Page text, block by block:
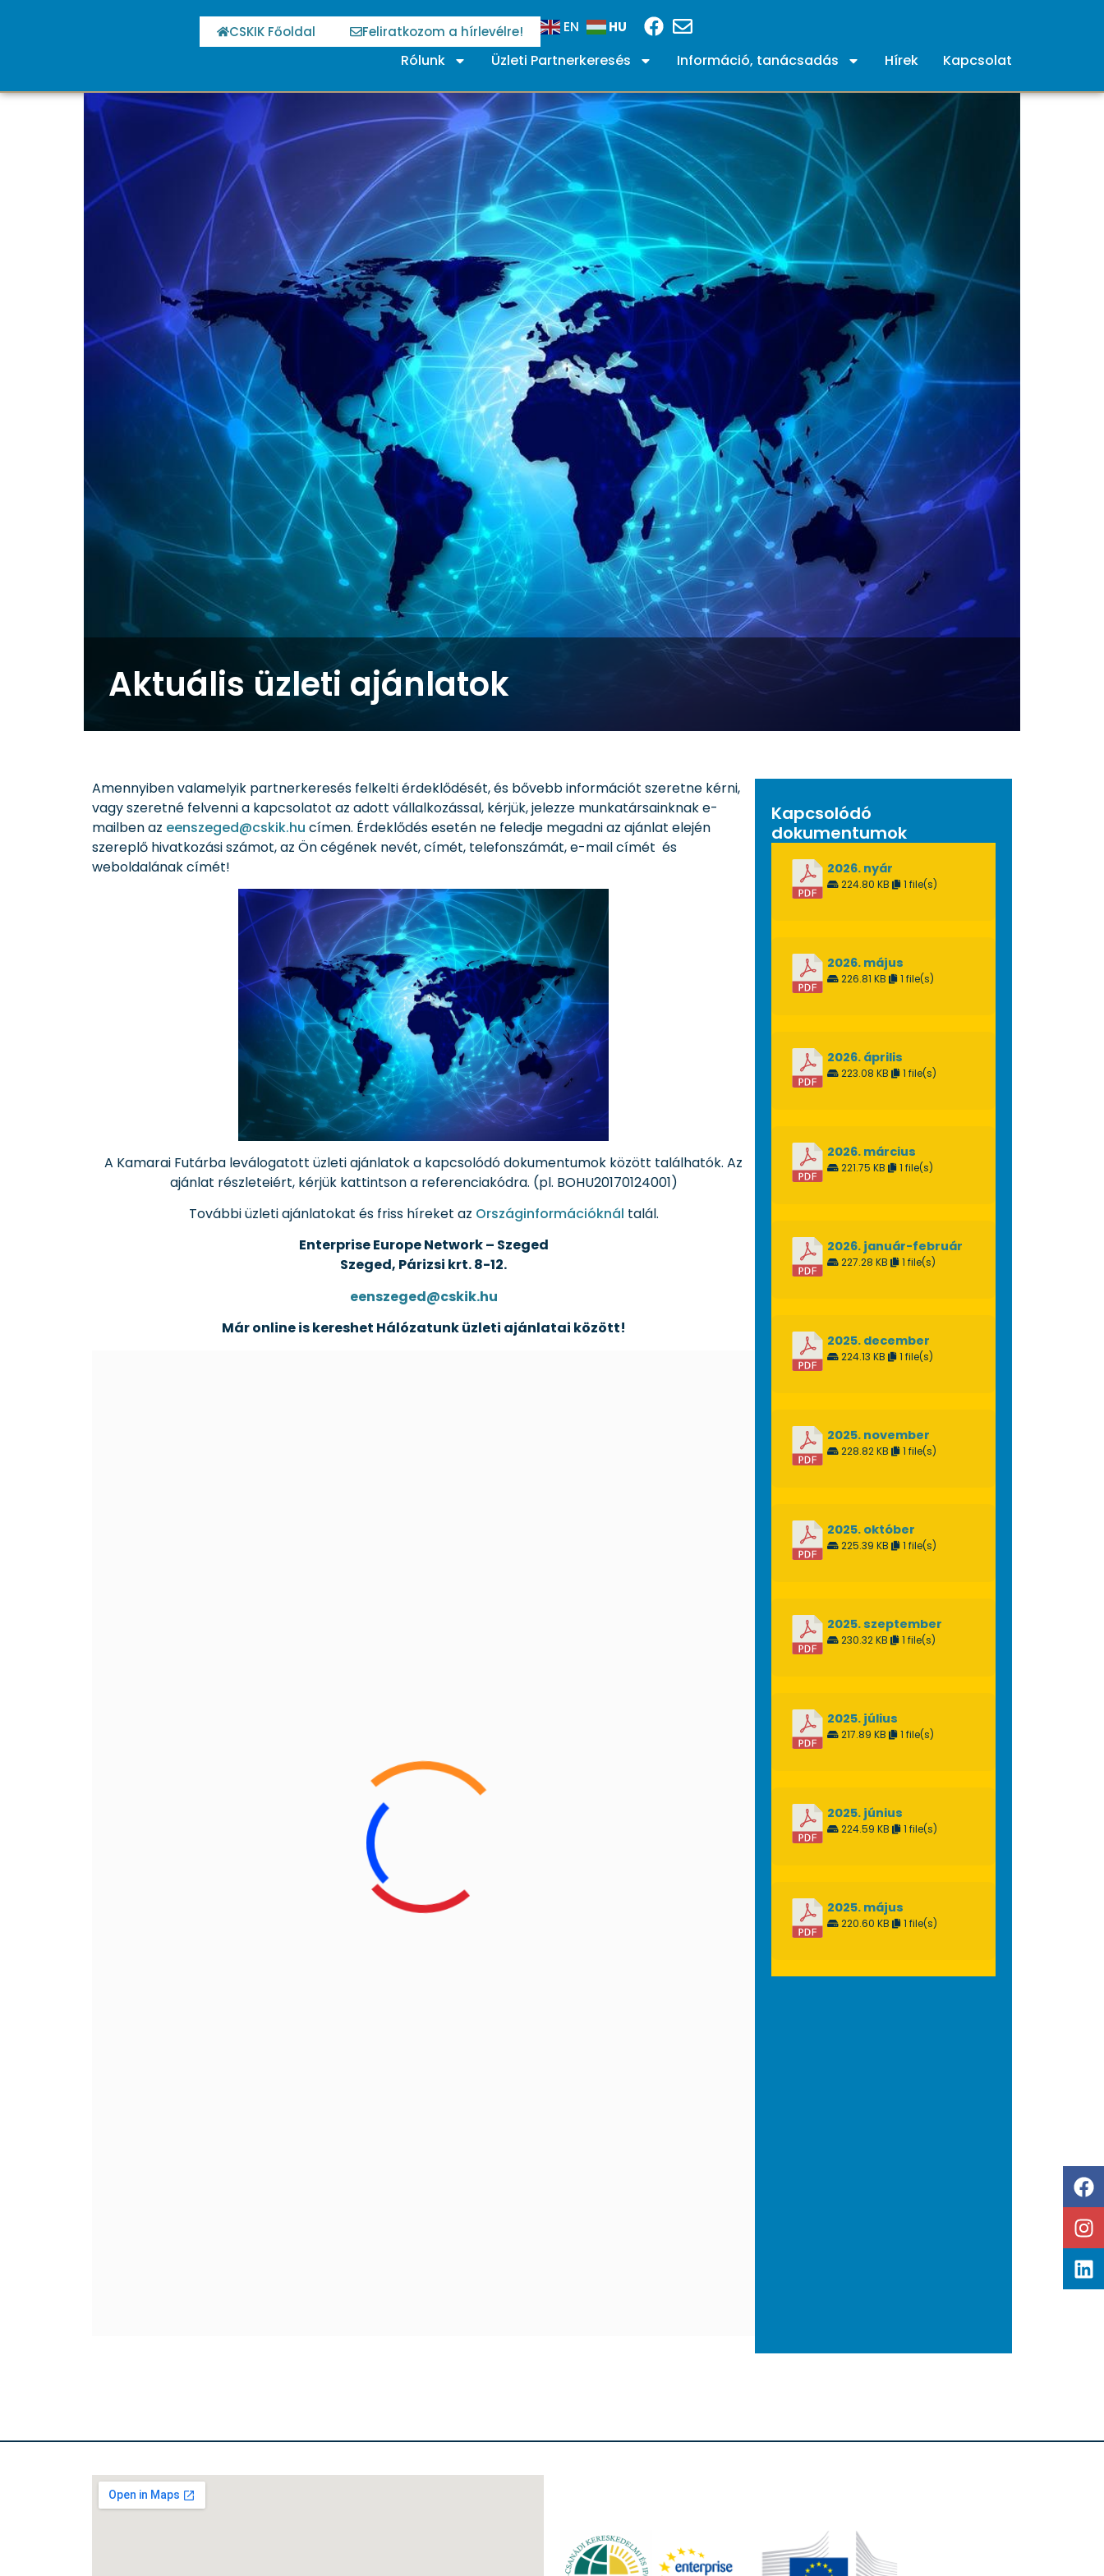
CSKIK Főoldal Feliratkozom a hírlevélre! EN HU
Rólunk Üzleti Partnerkeresés Információ, tanácsadás Hírek Kapcsolat
Aktuális üzleti ajánlatok
Amennyiben valamelyik partnerkeresés felkelti érdeklődését, és bővebb információt szeretne kérni,
vagy szeretné felvenni a kapcsolatot az adott vállalkozással, kérjük, jelezze munkatársainknak e-
mailben az eenszeged@cskik.hu címen. Érdeklődés esetén ne feledje megadni az ajánlat elején
szereplő hivatkozási számot, az Ön cégének nevét, címét, telefonszámát, e-mail címét és
weboldalának címét!
A Kamarai Futárba leválogatott üzleti ajánlatok a kapcsolódó dokumentumok között találhatók. Az
ajánlat részleteiért, kérjük kattintson a referenciakódra. (pl. BOHU20170124001)
További üzleti ajánlatokat és friss híreket az Országinformációknál talál.
Enterprise Europe Network – Szeged
Szeged, Párizsi krt. 8-12.
eenszeged@cskik.hu
Már online is kereshet Hálózatunk üzleti ajánlatai között!
Kapcsolódó
dokumentumok
2026. nyár
224.80 KB 1 file(s)
2026. május
226.81 KB 1 file(s)
2026. április
223.08 KB 1 file(s)
2026. március
221.75 KB 1 file(s)
2026. január-február
227.28 KB 1 file(s)
2025. december
224.13 KB 1 file(s)
2025. november
228.82 KB 1 file(s)
2025. október
225.39 KB 1 file(s)
2025. szeptember
230.32 KB 1 file(s)
2025. július
217.89 KB 1 file(s)
2025. június
224.59 KB 1 file(s)
2025. május
220.60 KB 1 file(s)